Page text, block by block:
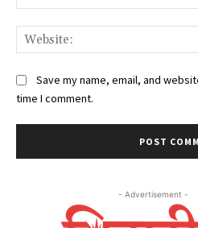
Save my name, email, and
time I comment.
- Advertisement -